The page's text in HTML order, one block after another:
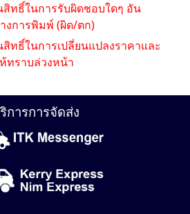
ทธิ์ในการรับผิดชอบใดๆ อัน
งการพิมพ์ (ผิด/ตก)
ทธิ์ในการเปลี่ยนแปลงราคาและ
ทราบล่วงหน้า
การการจัดส่ง